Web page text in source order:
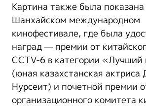
Картина также была
Шанхайском международном
кинофестивале, где была
наград — премии от
CCTV-6 в категории «Лучший
(юная казахстанская актриса
Нурсеит) и почетной премии
организационного комитета